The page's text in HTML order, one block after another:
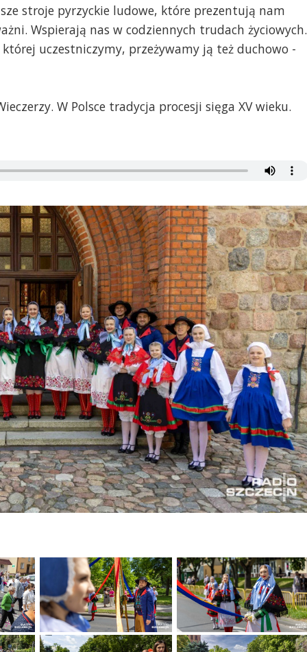
stroje pyrzyckie ludowe, które prezentują nam
Wspierają nas w codziennych trudach życiowych.
uczestniczymy, przeżywamy ją też duchowo -
W Polsce tradycja procesji sięga XV wieku.